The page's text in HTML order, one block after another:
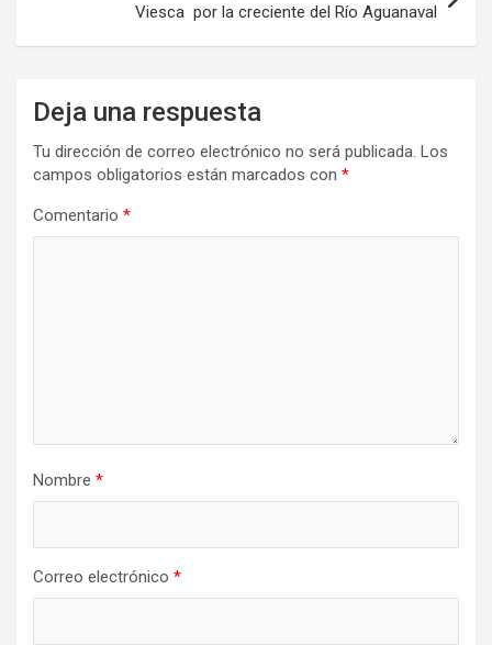
Viesca por la creciente del Río Aguanaval
Deja una respuesta
Tu dirección de correo electrónico no será publicada. Los
campos obligatorios están marcados con *
Comentario *
Nombre *
Correo electrónico *